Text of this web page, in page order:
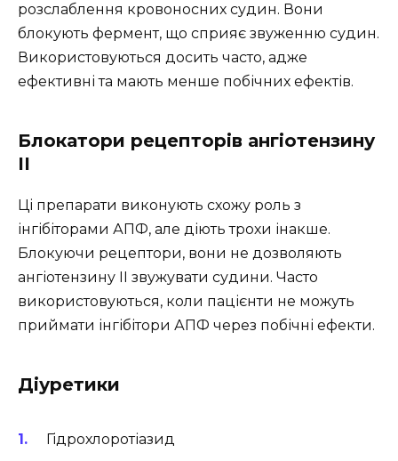
розслаблення кровоносних судин. Вони
блокують фермент, що сприяє звуженню судин.
Використовуються досить часто, адже
ефективні та мають менше побічних ефектів.
Блокатори рецепторів ангіотензину
II
Ці препарати виконують схожу роль з
інгібіторами АПФ, але діють трохи інакше.
Блокуючи рецептори, вони не дозволяють
ангіотензину II звужувати судини. Часто
використовуються, коли пацієнти не можуть
приймати інгібітори АПФ через побічні ефекти.
Діуретики
Гідрохлоротіазид